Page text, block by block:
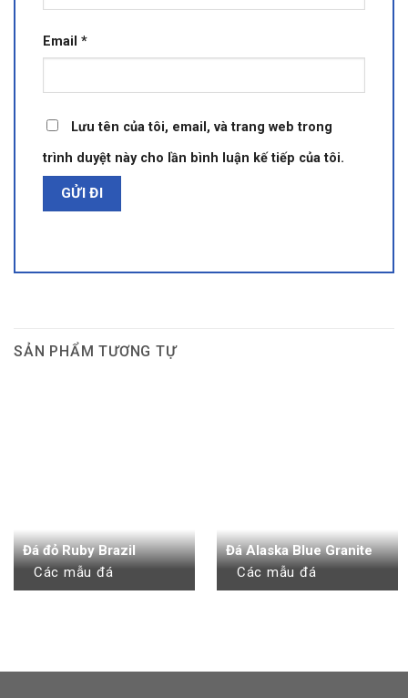
Email *
Lưu tên của tôi, email, và trang web trong
trình duyệt này cho lần bình luận kế tiếp của tôi.
SẢN PHẨM TƯƠNG TỰ
Các mẫu đá
Đá đỏ Ruby Brazil
Các mẫu đá
Đá Alaska Blue Granite